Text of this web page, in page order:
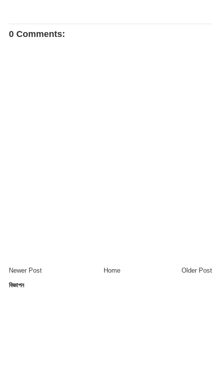
0 Comments:
Newer Post Older Post
Home
বিজ্ঞাপন